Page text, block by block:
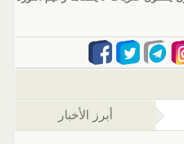
التبويب النشطة)
أبرز الأخبار